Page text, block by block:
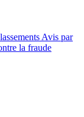
Avis par
la fraude